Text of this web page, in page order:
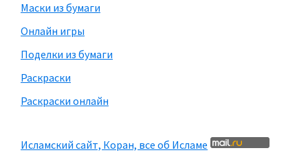
Маски из бумаги
Онлайн игры
Поделки из бумаги
Раскраски
Раскраски онлайн
Исламский сайт, Коран, все об Исламе